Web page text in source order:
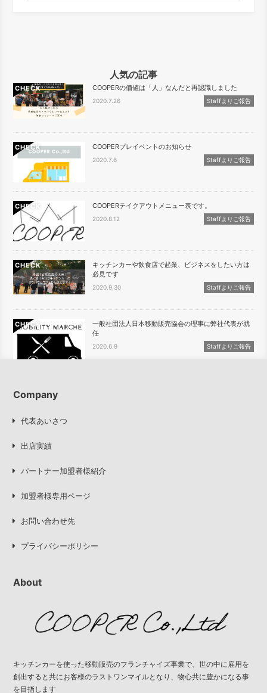
人気の記事
CHECK COOPERの価値は「人」なんだと再認識しました
2020.7.26 Staffよりご報告
CHECK COOPERプレイベントのお知らせ
2020.7.6 Staffよりご報告
CHECK COOPERテイクアウトメニュー表です。
2020.8.12 Staffよりご報告
CHECK
キッチンカーや飲食店で起業、ビジネスをしたい方は
必見です
2020.9.30 Staffよりご報告
CHECK
一般社団法人日本移動販売協会の理事に弊社代表が就
任
2020.6.9 Staffよりご報告
Company
代表あいさつ
出店実績
パートナー加盟者様紹介
加盟者様専用ページ
お問い合わせ先
プライバシーポリシー
About
キッチンカーを使った移動販売のフランチャイズ事業で、世の中に雇用を
創出すると共にお客様のラストワンマイルとなり、物心共に豊かになる事
を目指します